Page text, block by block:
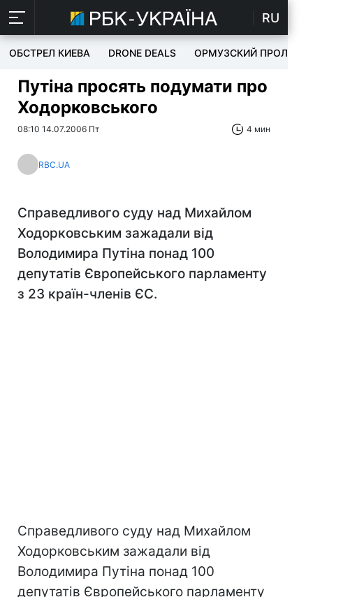
RU
ОБСТРЕЛ КИЕВА DRONE DEALS ОРМУЗСКИЙ ПРОЛИВ
Путіна просять подумати про
Ходорковського
08:10 14.07.2006 Пт 4 мин
RBC.UA
Справедливого суду над Михайлом
Ходорковським зажадали від
Володимира Путіна понад 100
депутатів Європейського парламенту
з 23 країн-членів ЄС.
Справедливого суду над Михайлом
Ходорковським зажадали від
Володимира Путіна понад 100
депутатів Європейського парламенту